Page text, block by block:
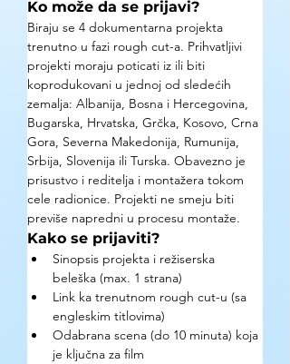
Ko može da se prijavi?
Biraju se 4 dokumentarna projekta
trenutno u fazi rough cut-a. Prihvatljivi
projekti moraju poticati iz ili biti
koprodukovani u jednoj od sledećih
zemalja: Albanija, Bosna i Hercegovina,
Bugarska, Hrvatska, Grčka, Kosovo, Crna
Gora, Severna Makedonija, Rumunija,
Srbija, Slovenija ili Turska. Obavezno je
prisustvo i reditelja i montažera tokom
cele radionice. Projekti ne smeju biti
previše napredni u procesu montaže.
Kako se prijaviti?
Sinopsis projekta i režiserska
beleška (max. 1 strana)
Link ka trenutnom rough cut-u (sa
engleskim titlovima)
Odabrana scena (do 10 minuta) koja
je ključna za film